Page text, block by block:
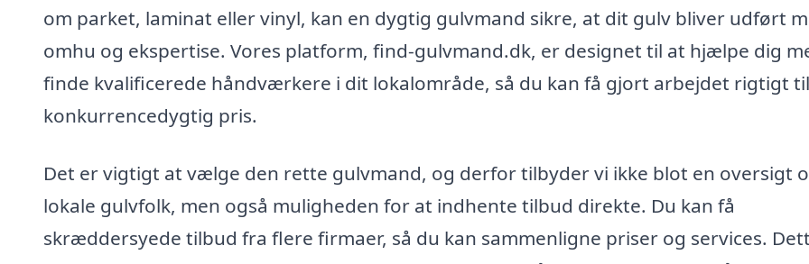
om parket, laminat eller vinyl, kan en dygtig gulvmand sikre, at dit gulv bliver udført
omhu og ekspertise. Vores platform, find-gulvmand.dk, er designet til at hjælpe dig
finde kvalificerede håndværkere i dit lokalområde, så du kan få gjort arbejdet rigtigt
konkurrencedygtig pris.
Det er vigtigt at vælge den rette gulvmand, og derfor tilbyder vi ikke blot en oversigt
lokale gulvfolk, men også muligheden for at indhente tilbud direkte. Du kan få
skræddersyede tilbud fra flere firmaer, så du kan sammenligne priser og services.